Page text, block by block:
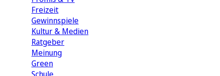
Freizeit
Gewinnspiele
Kultur & Medien
Ratgeber
Meinung
Green